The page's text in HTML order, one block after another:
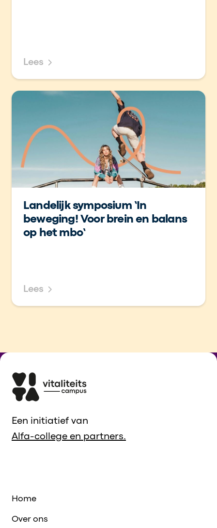
Lees
Landelijk symposium ‘In
beweging! Voor brein en balans
op het mbo’
Lees
Een initiatief van
Alfa-college en partners.
Home
Over ons